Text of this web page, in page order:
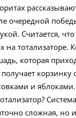
очередной
Считается,
на тотализаторе.
которая
корзинку
и яблоками.
сложная, но